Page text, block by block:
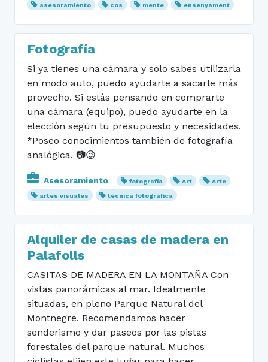
asesoramiento
cos mente ensenyament
Fotografía
Si ya tienes una cámara y solo sabes utilizarla
en modo auto, puedo ayudarte a sacarle más
provecho. Si estás pensando en comprarte
una cámara (equipo), puedo ayudarte en la
elección según tu presupuesto y necesidades.
*Poseo conocimientos también de fotografía
analógica. 📷😉
Asesoramiento fotografía Art
Arte
artes visuales
técnica fotográfica
Alquiler de casas de madera en
Palafolls
CASITAS DE MADERA EN LA MONTAÑA Con
vistas panorámicas al mar. Idealmente
situadas, en pleno Parque Natural del
Montnegre. Recomendamos hacer
senderismo y dar paseos por las pistas
forestales del parque natural. Muchos